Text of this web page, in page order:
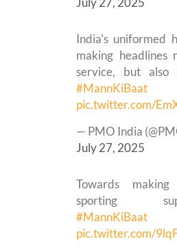
India's uniformed
making headlines
service, but also
#MannKiBaat
pic.twitter.com/
— PMO India
July 27, 2025
Towards
sporting
#MannKiBaat
pic.twitter.com/